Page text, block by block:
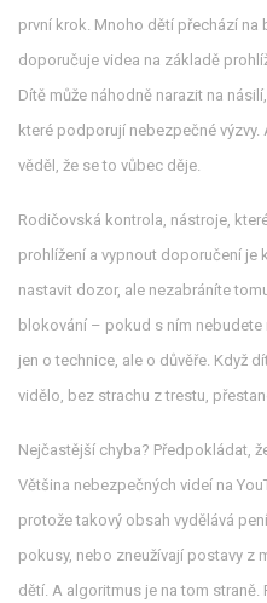
první krok. Mnoho dětí přechází na
doporučuje videa na základě
Dítě může náhodně narazit na
které podporují nebezpečné
věděl, že se to vůbec děje.
Rodičovská kontrola, nástroje,
prohlížení a vypnout doporučení je
nastavit dozor, ale nezabráníte
blokování – pokud s ním nebudete
jen o technice, ale o důvěře. Když
vidělo, bez strachu z trestu,
Nejčastější chyba? Předpokládat,
Většina nebezpečných videí na
protože takový obsah vydělává
pokusy, nebo zneužívají postavy z
dětí. A algoritmus je na tom